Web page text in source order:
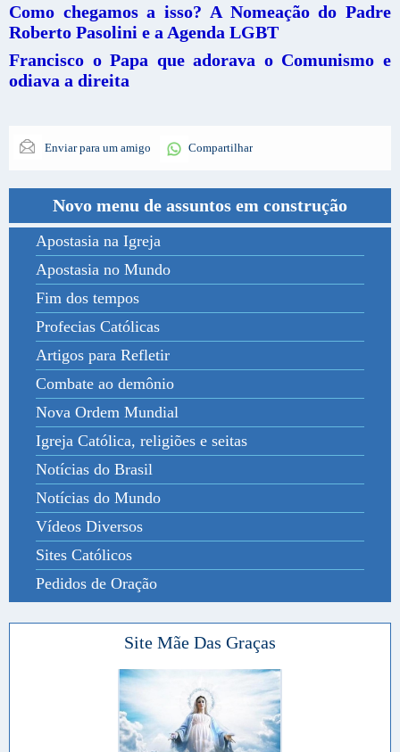
Como chegamos a isso? A Nomeação do Padre
Roberto Pasolini e a Agenda LGBT
Francisco o Papa que adorava o Comunismo e
odiava a direita
Enviar para um amigo Compartilhar
Novo menu de assuntos em construção
Apostasia na Igreja
Apostasia no Mundo
Fim dos tempos
Profecias Católicas
Artigos para Refletir
Combate ao demônio
Nova Ordem Mundial
Igreja Católica, religiões e seitas
Notícias do Brasil
Notícias do Mundo
Vídeos Diversos
Sites Católicos
Pedidos de Oração
Site Mãe Das Graças